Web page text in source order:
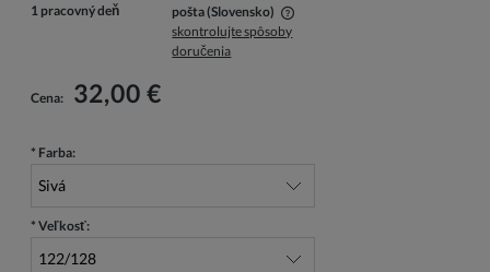
1 pracovný deň
pošta(Slovensko)
V cene nie sú zahrnuté prípadné náklady na platbu
skontrolujte spôsoby
doručenia
Cena: 32,00 €
* Farba:
* Veľkosť: